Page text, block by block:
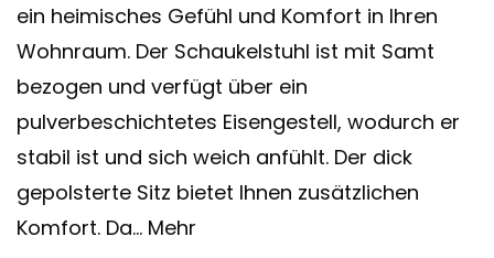
ein heimisches Gefühl und Komfort in Ihren
Wohnraum. Der Schaukelstuhl ist mit Samt
bezogen und verfügt über ein
pulverbeschichtetes Eisengestell, wodurch er
stabil ist und sich weich anfühlt. Der dick
gepolsterte Sitz bietet Ihnen zusätzlichen
Komfort. Da… Mehr